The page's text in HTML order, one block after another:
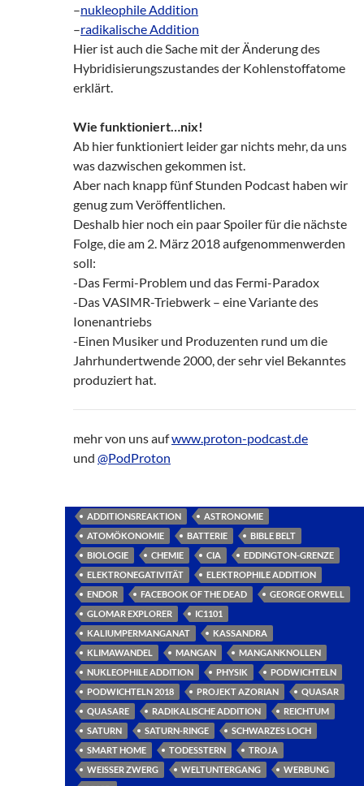
–nukleophile Addition
–radikalische Addition
Hier ist auch die Sache mit der Änderung des
Hybridisierungszustandes der Kohlenstoffatome
erklärt.
Wie funktioniert…nix!
Ab hier funktioniert leider gar nichts mehr, da uns
was dazwischen gekommen ist.
Aber nach knapp fünf Stunden Podcast haben wir
genug zum Veröffentlichen.
Deshalb hier noch ein paar Spoiler für die nächste
Folge, die am 2. März 2018 aufgenommenwerden
soll:
-Das Fermi-Problem und das Fermi-Paradox
-Das VASIMR-Triebwerk – eine Variante des
Ionenantriebs
-Einen Musiker und Produzenten rund um die
Jahrhundertwende 2000, der sehr viel Bekanntes
produziert hat.
mehr von uns aufwww.proton-podcast.de
und @PodProton
ADDITIONSREAKTION
ASTRONOMIE
ATOMÖKONOMIE
BATTERIE
BIBLE BELT
BIOLOGIE
CHEMIE CIA
EDDINGTON-GRENZE
ELEKTRONEGATIVITÄT
ELEKTROPHILE ADDITION
ENDOR
FACEBOOK OF THE DEAD
GEORGE ORWELL
GLOMAR EXPLORER
IC1101
KALIUMPERMANGANAT
KASSANDRA
KLIMAWANDEL
MANGAN
MANGANKNOLLEN
NUKLEOPHILE ADDITION
PHYSIK
PODWICHTELN
PODWICHTELN 2018
PROJEKT AZORIAN
QUASAR
QUASARE
RADIKALISCHE ADDITION
REICHTUM
SATURN
SATURN-RINGE
SCHWARZES LOCH
SMART HOME
TODESSTERN
TROJA
WEISSER ZWERG
WELTUNTERGANG
WERBUNG